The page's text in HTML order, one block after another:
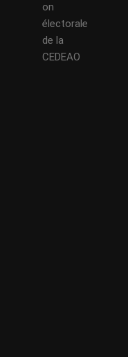
on
électorale
de la
CEDEAO